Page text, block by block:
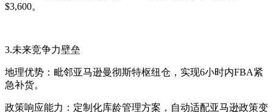
$3,600。
3.未来竞争力壁垒
地理优势：毗邻亚马逊曼彻斯特枢纽仓，实现6小时内FBA紧
急补货。
政策响应能力：定制化库龄管理方案，自动适配亚马逊政策变